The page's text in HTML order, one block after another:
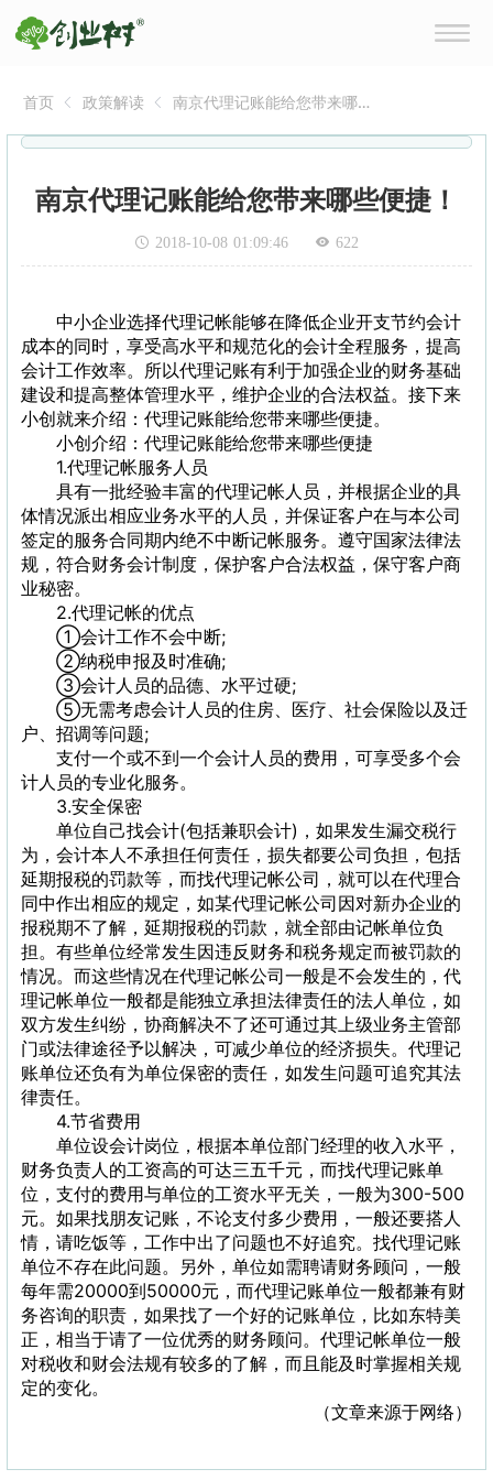
首页 政策解读
南京代理记账能给您带来哪
南京代理记账能给您带来哪些便捷！
2018-10-08 01:09:46 622
中小企业选择代理记帐能够在降低企业开支节约会计
成本的同时，享受高水平和规范化的会计全程服务，提高
会计工作效率。所以代理记账有利于加强企业的财务基础
建设和提高整体管理水平，维护企业的合法权益。接下来
小创就来介绍：代理记账能给您带来哪些便捷。
小创介绍：代理记账能给您带来哪些便捷
1.代理记帐服务人员
具有一批经验丰富的代理记帐人员，并根据企业的具
体情况派出相应业务水平的人员，并保证客户在与本公司
签定的服务合同期内绝不中断记帐服务。遵守国家法律法
规，符合财务会计制度，保护客户合法权益，保守客户商
业秘密。
2.代理记帐的优点
①会计工作不会中断;
②纳税申报及时准确;
③会计人员的品德、水平过硬;
⑤无需考虑会计人员的住房、医疗、社会保险以及迁
户、招调等问题;
支付一个或不到一个会计人员的费用，可享受多个会
计人员的专业化服务。
3.安全保密
单位自己找会计(包括兼职会计)，如果发生漏交税行
为，会计本人不承担任何责任，损失都要公司负担，包括
延期报税的罚款等，而找代理记帐公司，就可以在代理合
同中作出相应的规定，如某代理记帐公司因对新办企业的
报税期不了解，延期报税的罚款，就全部由记帐单位负
担。有些单位经常发生因违反财务和税务规定而被罚款的
情况。而这些情况在代理记帐公司一般是不会发生的，代
理记帐单位一般都是能独立承担法律责任的法人单位，如
双方发生纠纷，协商解决不了还可通过其上级业务主管部
门或法律途径予以解决，可减少单位的经济损失。代理记
账单位还负有为单位保密的责任，如发生问题可追究其法
律责任。
4.节省费用
单位设会计岗位，根据本单位部门经理的收入水平，
财务负责人的工资高的可达三五千元，而找代理记账单
位，支付的费用与单位的工资水平无关，一般为300-500
元。如果找朋友记账，不论支付多少费用，一般还要搭人
情，请吃饭等，工作中出了问题也不好追究。找代理记账
单位不存在此问题。另外，单位如需聘请财务顾问，一般
每年需20000到50000元，而代理记账单位一般都兼有财
务咨询的职责，如果找了一个好的记账单位，比如东特美
正，相当于请了一位优秀的财务顾问。代理记帐单位一般
对税收和财会法规有较多的了解，而且能及时掌握相关规
定的变化。
（文章来源于网络）